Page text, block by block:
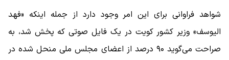
شواهد فراوانی برای این امر وجود دارد از جمله اینکه «فهد
الیوسف» وزیر کشور کویت در یک فایل صوتی که پخش شد، به
صراحت می‌گوید ۹۰ درصد از اعضای مجلس ملی منحل شده در